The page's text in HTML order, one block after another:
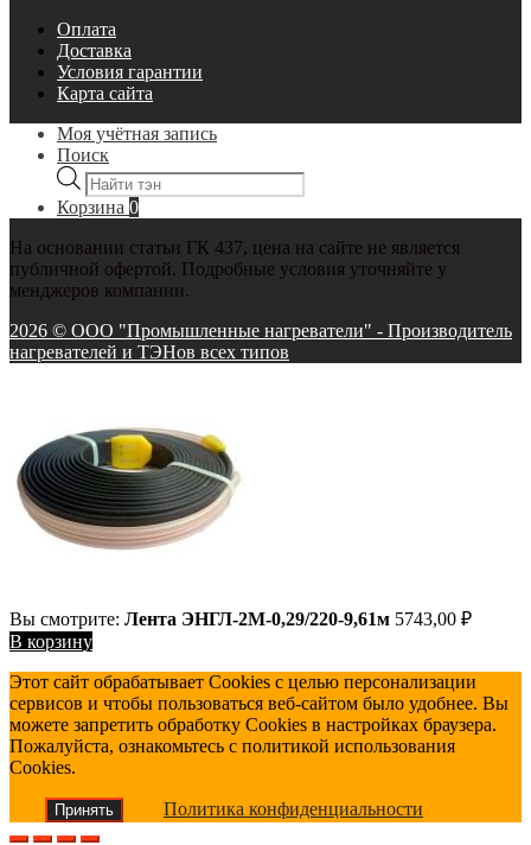
Оплата
Доставка
Условия гарантии
Карта сайта
Моя учётная запись
Поиск
Поиск
товаров
Корзина 0
На основании статьи ГК 437, цена на сайте не является
публичной офертой. Подробные условия уточняйте у
менджеров компании.
2026 © ООО "Промышленные нагреватели" - Производитель
нагревателей и ТЭНов всех типов
Вы смотрите: Лента ЭНГЛ-2М-0,29/220-9,61м 5743,00 ₽
В корзину
Этот сайт обрабатывает Cookies с целью персонализации
сервисов и чтобы пользоваться веб-сайтом было удобнее. Вы
можете запретить обработку Cookies в настройках браузера.
Пожалуйста, ознакомьтесь с политикой использования
Cookies.
Принять Политика конфиденциальности